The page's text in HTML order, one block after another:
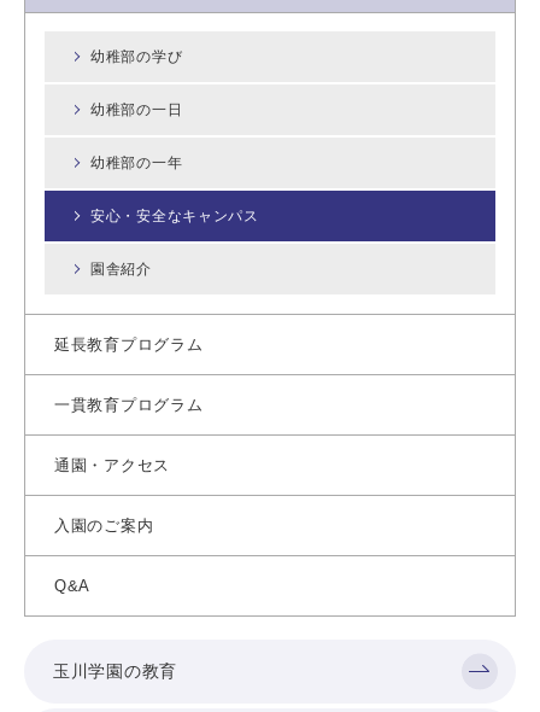
幼稚部の学び
幼稚部の一日
幼稚部の一年
安心・安全なキャンパス
園舎紹介
延長教育プログラム
一貫教育プログラム
通園・アクセス
入園のご案内
Q&A
玉川学園の教育